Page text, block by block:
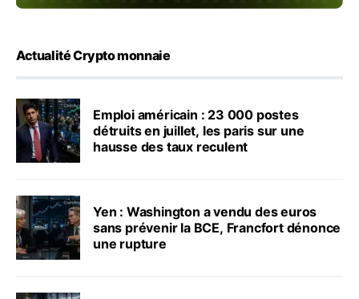
Actualité Crypto monnaie
Emploi américain : 23 000 postes
détruits en juillet, les paris sur une
hausse des taux reculent
Yen : Washington a vendu des euros
sans prévenir la BCE, Francfort dénonce
une rupture